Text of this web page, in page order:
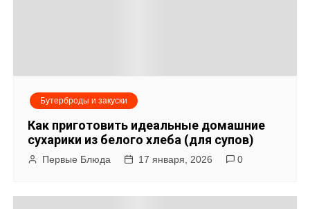
Бутерброды и закуски
Как приготовить идеальные домашние
сухарики из белого хлеба (для супов)
Первые Блюда 17 января, 2026 0